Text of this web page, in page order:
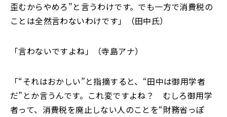
歪むからやめろ”と言うわけです。でも一方で消費税の
ことは全然言わないわけです」（田中氏）
「言わないですよね」（寺島アナ）
「“それはおかしい”と指摘すると、“田中は御用学者
だ” とか言うんです。これ変ですよね？ むしろ御用学
者って、 消費税を廃止しない人のことを“財務省っぽ